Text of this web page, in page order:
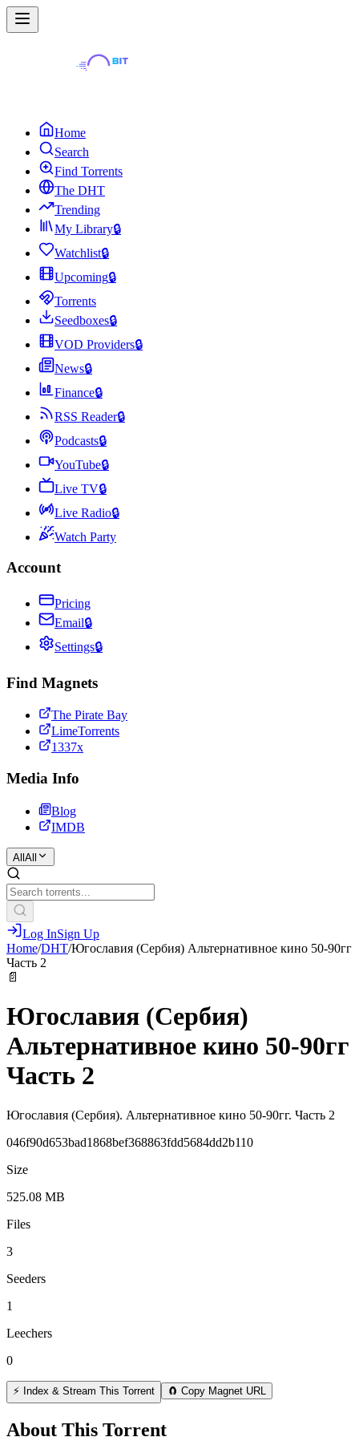
Home
Search
Find Torrents
The DHT
Trending
My Library🔒
Watchlist🔒
Upcoming🔒
Torrents
Seedboxes🔒
VOD Providers🔒
News🔒
Finance🔒
RSS Reader🔒
Podcasts🔒
YouTube🔒
Live TV🔒
Live Radio🔒
Watch Party
Account
Pricing
Email🔒
Settings🔒
Find Magnets
The Pirate Bay
LimeTorrents
1337x
Media Info
Blog
IMDB
All All
Log InSign Up
Home/DHT/Югославия (Сербия) Альтернативное кино 50-90гг
Часть 2
📄
Югославия (Сербия)
Альтернативное кино 50-90гг
Часть 2
Югославия (Сербия). Альтернативное кино 50-90гг. Часть 2
046f90d653bad1868bef368863fdd5684dd2b110
Size
525.08 MB
Files
3
Seeders
1
Leechers
0
⚡ Index & Stream This Torrent 🧲 Copy Magnet URL
About This Torrent